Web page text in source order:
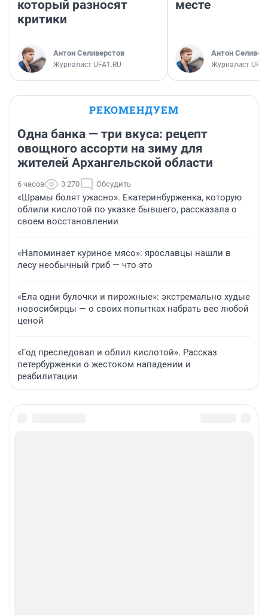
который разносят
критики
Антон Селиверстов
Журналист UFA1.RU
месте
Антон
Журналист
РЕКОМЕНДУЕМ
Одна банка — три вкуса: рецепт
овощного ассорти на зиму для
жителей Архангельской области
6 часов 3 270 Обсудить
«Шрамы болят ужасно». Екатеринбурженка, которую
облили кислотой по указке бывшего, рассказала о
своем восстановлении
«Напоминает куриное мясо»: ярославцы нашли в
лесу необычный гриб — что это
«Ела одни булочки и пирожные»: экстремально худые
новосибирцы — о своих попытках набрать вес любой
ценой
«Год преследовал и облил кислотой». Рассказ
петербурженки о жестоком нападении и
реабилитации